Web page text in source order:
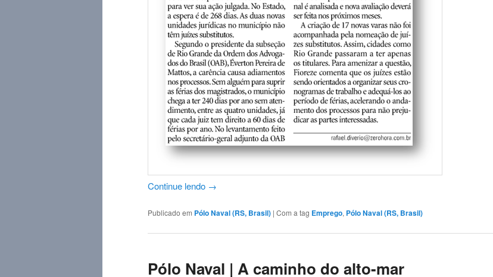
Continue lendo →
Publicado em Pólo Naval (RS, Brasil) | Com a tag Emprego, Pólo Naval (RS, Brasil)
Pólo Naval | A caminho do alto-mar